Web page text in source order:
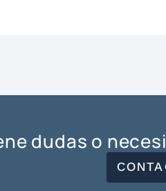
dudas o